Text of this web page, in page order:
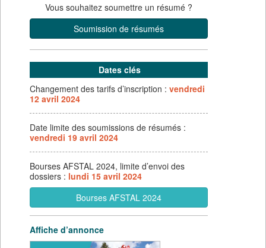
Vous souhaitez soumettre un résumé ?
Soumission de résumés
Dates clés
Changement des tarifs d’inscription : vendredi
12 avril 2024
Date limite des soumissions de résumés :
vendredi 19 avril 2024
Bourses AFSTAL 2024, limite d’envoi des
dossiers : lundi 15 avril 2024
Bourses AFSTAL 2024
Affiche d’annonce